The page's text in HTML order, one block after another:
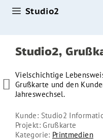
Studio2
Studio2,

Vielschichtige
Grußkarte und den
Jahreswechsel.
Kunde: Studio2
Projekt: Grußkarte
Kategorie: Printmedien